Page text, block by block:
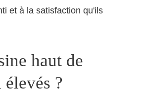
et à la satisfaction qu'ils
haut de
?